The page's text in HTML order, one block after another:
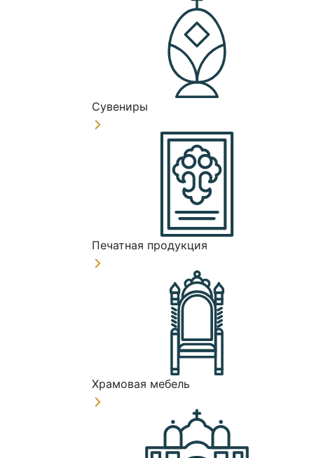
Сувениры
Печатная продукция
Храмовая мебель